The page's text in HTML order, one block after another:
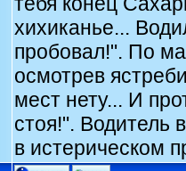
хихиканье...
пробовал!". По
осмотрев
мест нету... И
стоя!". Водитель
в истерическом